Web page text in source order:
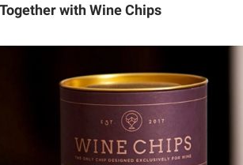
Together with Wine Chips